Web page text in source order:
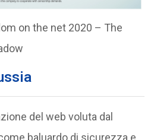
on the net 2020 – The
del web voluta dal
baluardo di sicurezza e